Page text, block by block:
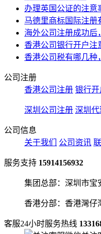
办理英国公证的注意
马德里商标国际注册
海外公司注册成功后
香港公司银行开户注
香港公司税有哪几种
公司注册
香港公司注册 银行开
深圳公司注册 深圳
公司信息
关于我们
公司资讯
服务支持 15914156932
集团总部：深圳市宝
香港分部：香港灣仔
客服24小时服务热线